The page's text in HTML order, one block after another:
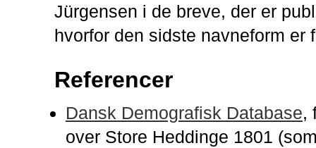
Jürgensen i de breve, der er
hvorfor den sidste navneform er
Referencer
Dansk Demografisk Database,
over Store Heddinge 1801